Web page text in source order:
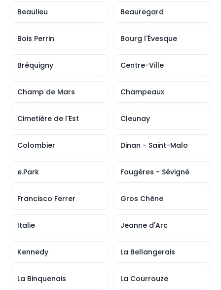
Beaulieu Beauregard
Bois Perrin Bourg l'Évesque
Bréquigny Centre-Ville
Champ de Mars Champeaux
Cimetière de l'Est Cleunay
Colombier Dinan - Saint-Malo
e.Park Fougères - Sévigné
Francisco Ferrer Gros Chêne
Italie Jeanne d'Arc
Kennedy La Bellangerais
La Binquenais La Courrouze